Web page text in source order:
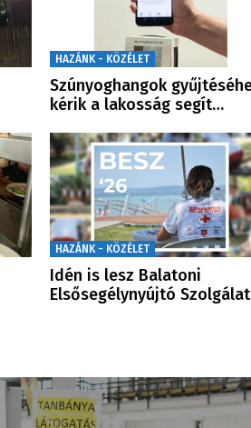
HAZÁNK - KÖZÉLET
Szúnyoghangok
kérik a lakosság segít…
HAZÁNK - KÖZÉLET
Idén is lesz Balatoni
Elsősegélynyújtó